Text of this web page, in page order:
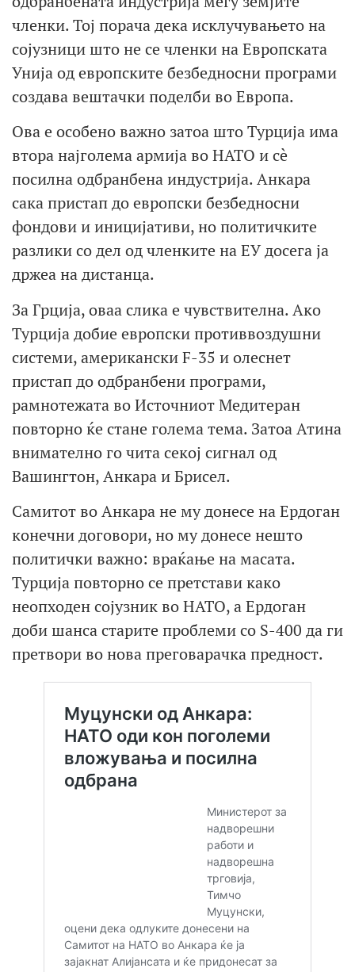
членки. Тој порача дека исклучувањето на
сојузници што не се членки на Европската
Унија од европските безбедносни програми
создава вештачки поделби во Европа.
Ова е особено важно затоа што Турција има
втора најголема армија во НАТО и сè
посилна одбранбена индустрија. Анкара
сака пристап до европски безбедносни
фондови и иницијативи, но политичките
разлики со дел од членките на ЕУ досега ја
држеа на дистанца.
За Грција, оваа слика е чувствителна. Ако
Турција добие европски противвоздушни
системи, американски F-35 и олеснет
пристап до одбранбени програми,
рамнотежата во Источниот Медитеран
повторно ќе стане голема тема. Затоа Атина
внимателно го чита секој сигнал од
Вашингтон, Анкара и Брисел.
Самитот во Анкара не му донесе на Ердоган
конечни договори, но му донесе нешто
политички важно: враќање на масата.
Турција повторно се претстави како
неопходен сојузник во НАТО, а Ердоган
доби шанса старите проблеми со S-400 да ги
претвори во нова преговарачка предност.